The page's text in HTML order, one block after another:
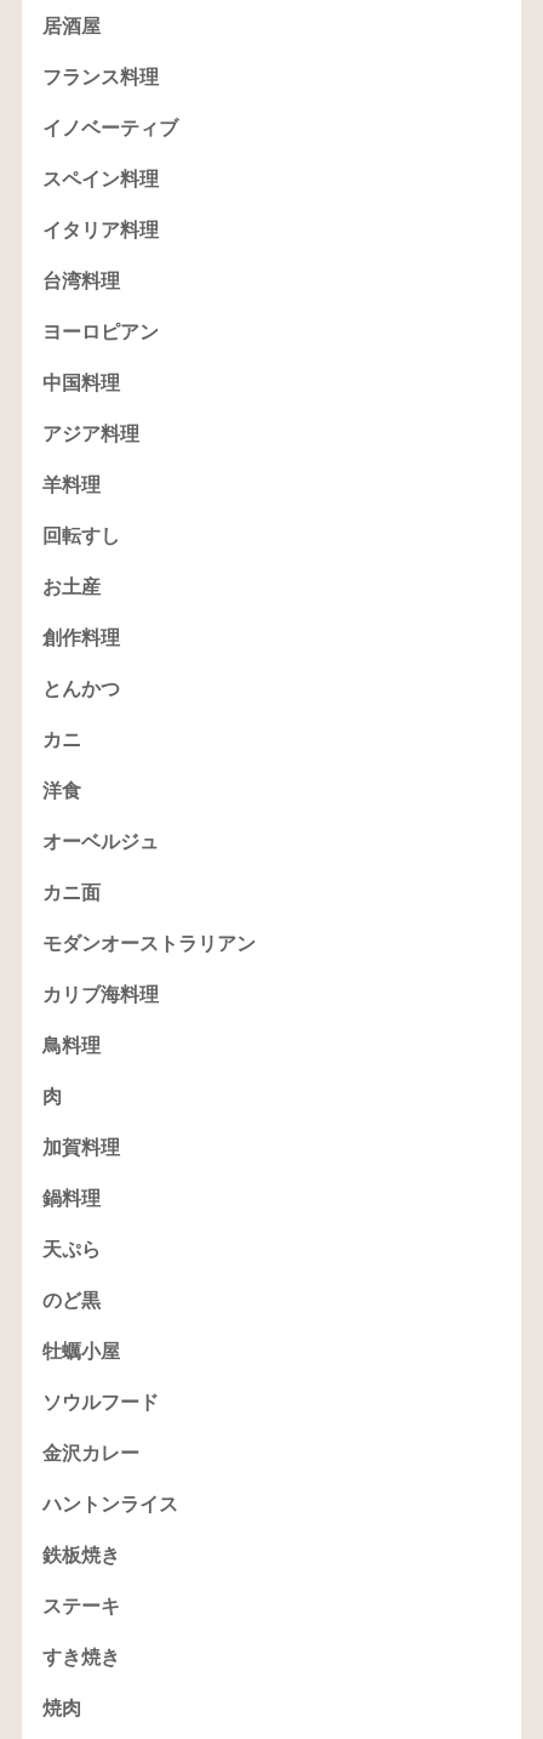
居酒屋
フランス料理
イノベーティブ
スペイン料理
イタリア料理
台湾料理
ヨーロピアン
中国料理
アジア料理
羊料理
回転すし
お土産
創作料理
とんかつ
カニ
洋食
オーベルジュ
カニ面
モダンオーストラリアン
カリブ海料理
鳥料理
肉
加賀料理
鍋料理
天ぷら
のど黒
牡蠣小屋
ソウルフード
金沢カレー
ハントンライス
鉄板焼き
ステーキ
すき焼き
焼肉